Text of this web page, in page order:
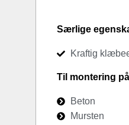
Særlige
Kraftig
Til montering
Beton
Mursten